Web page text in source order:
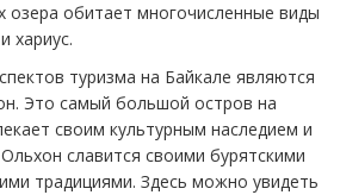
озера обитает многочисленные виды
хариус.
туризма на Байкале являются
Это самый большой остров на
своим культурным наследием и
славится своими бурятскими
традициями. Здесь можно увидеть